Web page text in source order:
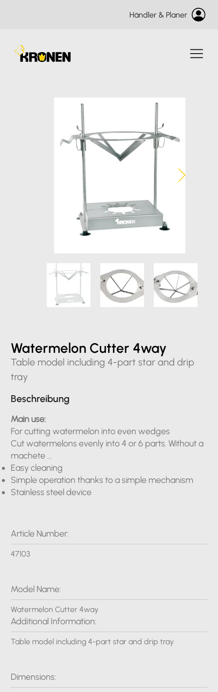
Händler & Planer
Watermelon Cutter 4way
Table model including 4-part star and drip
tray
Beschreibung
Main use:
For cutting watermelon into even wedges
Cut watermelons evenly into 4 or 6 parts. Without a
machete ...
Easy cleaning
Simple operation thanks to a simple mechanism
Stainless steel device
Article Number:
47103
Model Name:
Watermelon Cutter 4way
Additional Information:
Table model including 4-part star and drip tray
Dimensions: